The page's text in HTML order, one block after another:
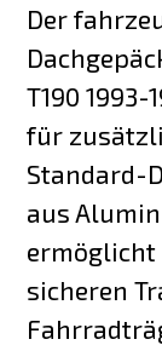
Der
T190
für
Standard-
aus
ermöglicht
sicheren